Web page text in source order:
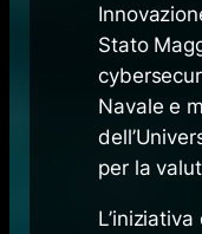
Stato
Navale e
per la